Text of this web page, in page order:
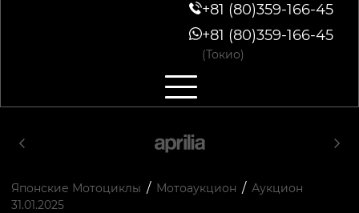
+81 (80)359-166-45
+81 (80)359-166-45
(Токио)
Японские Мотоциклы / Мотоаукцион / Аукцион
31.01.2025